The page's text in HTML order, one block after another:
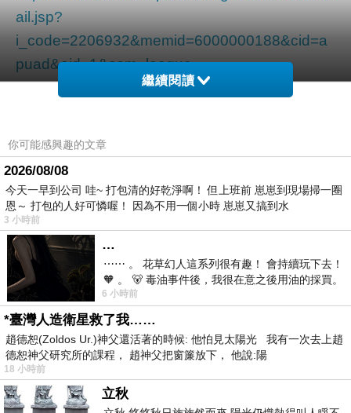
ail.jsp?
i_code=2206932&memid=6000000188&cid=a
puad&oid=1&osm=league
品號：2206932
超輕薄 厚度僅0.8mm
頂級烤漆工法細緻閃耀
表面高光UV抗刮處理
內附贈螢幕保護貼
繼續閱讀
你可能感興趣的文章
2026/08/08
今天一早到公司 哇~ 打包清的好乾淨啊！ 但上班前 崽崽到現場掃一圈
恩～ 打包的人好可憐喔！ 因為不用一個小時 崽崽又搞到水
3 小時前
…
⋯⋯ 。 花草幻人這系列很有趣！ 會持續玩下去！
🧡 。 🐻 毒油事件後，我很在意之後用油的採買。
前天購買了我之前就很愛
6 小時前
*臺灣人造衛星救了我……
趙德恕(Zoldos Ur.)神父還活著的時候: 他怕見太陽光 我有一次去上趙
德恕神父研究所的課程， 趙神父把窗簾放下， 他說:陽
18 小時前
立秋